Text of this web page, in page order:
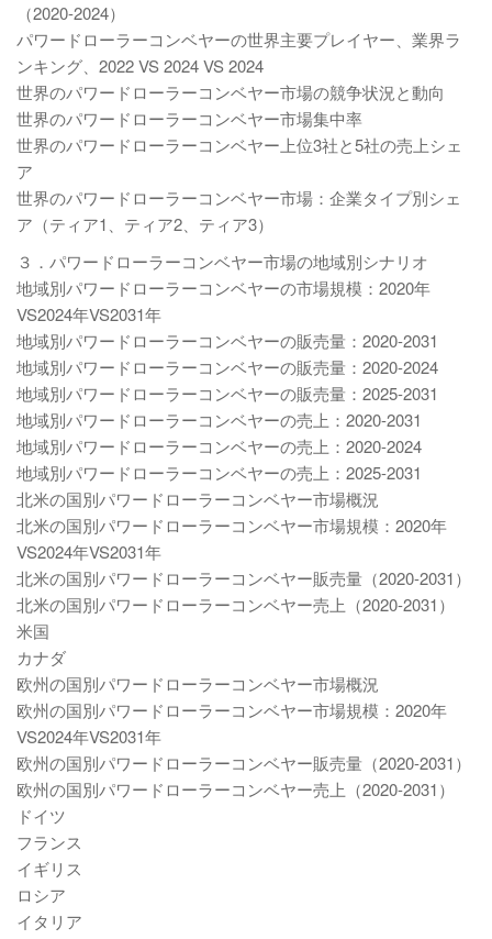
（2020-2024）
パワードローラーコンベヤーの世界主要プレイヤー、業界ラ
ンキング、2022 VS 2024 VS 2024
世界のパワードローラーコンベヤー市場の競争状況と動向
世界のパワードローラーコンベヤー市場集中率
世界のパワードローラーコンベヤー上位3社と5社の売上シェ
ア
世界のパワードローラーコンベヤー市場：企業タイプ別シェ
ア（ティア1、ティア2、ティア3）
３．パワードローラーコンベヤー市場の地域別シナリオ
地域別パワードローラーコンベヤーの市場規模：2020年
VS2024年VS2031年
地域別パワードローラーコンベヤーの販売量：2020-2031
地域別パワードローラーコンベヤーの販売量：2020-2024
地域別パワードローラーコンベヤーの販売量：2025-2031
地域別パワードローラーコンベヤーの売上：2020-2031
地域別パワードローラーコンベヤーの売上：2020-2024
地域別パワードローラーコンベヤーの売上：2025-2031
北米の国別パワードローラーコンベヤー市場概況
北米の国別パワードローラーコンベヤー市場規模：2020年
VS2024年VS2031年
北米の国別パワードローラーコンベヤー販売量（2020-2031）
北米の国別パワードローラーコンベヤー売上（2020-2031）
米国
カナダ
欧州の国別パワードローラーコンベヤー市場概況
欧州の国別パワードローラーコンベヤー市場規模：2020年
VS2024年VS2031年
欧州の国別パワードローラーコンベヤー販売量（2020-2031）
欧州の国別パワードローラーコンベヤー売上（2020-2031）
ドイツ
フランス
イギリス
ロシア
イタリア